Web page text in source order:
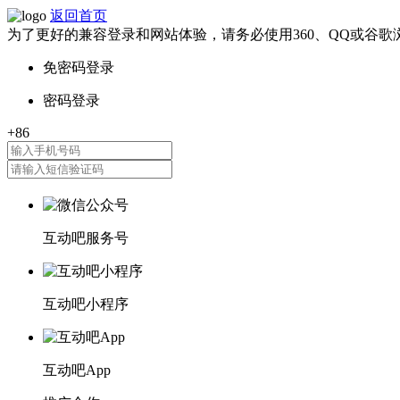
返回首页
为了更好的兼容登录和网站体验，请务必使用360、QQ或谷歌
互动吧服务号
互动吧小程序
互动吧App